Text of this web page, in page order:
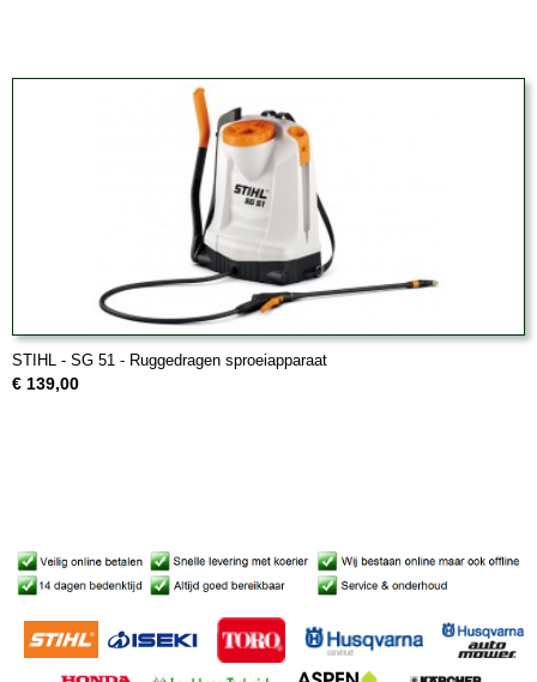
STIHL - SG 51 - Ruggedragen sproeiapparaat
€ 139,00